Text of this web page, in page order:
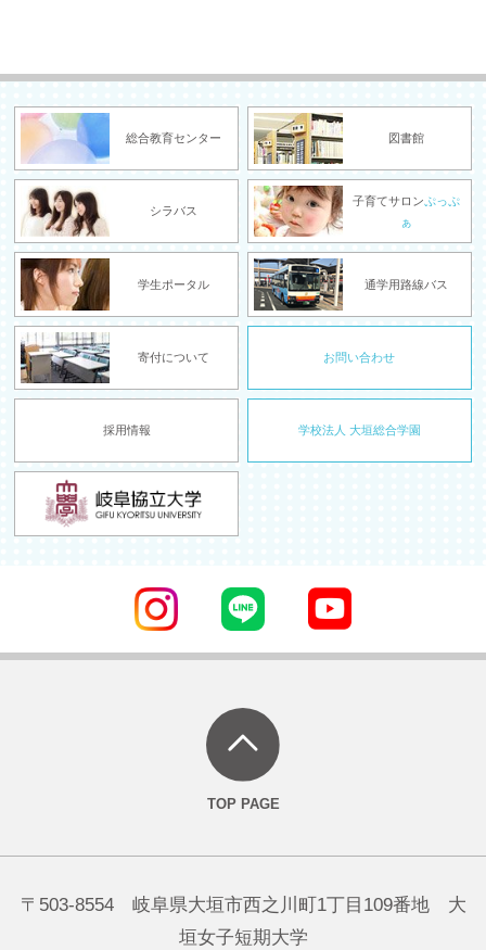
総合教育センター 図書館
シラバス
子育てサロンぷっぷ
ぁ
学生ポータル 通学用路線バス
寄付について お問い合わせ
採用情報 学校法人 大垣総合学園
〒503-8554 岐阜県大垣市西之川町1丁目109番地 大
垣女子短期大学